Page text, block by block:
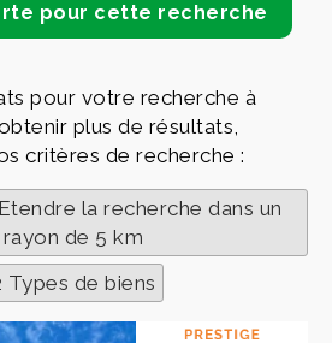
pour votre recherche à
plus de résultats,
critères de recherche :
la recherche dans un
rayon de 5 km
Types de biens